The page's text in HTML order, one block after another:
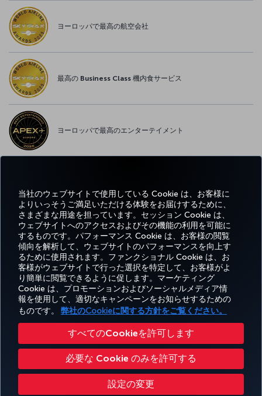
当社のウェブサイトで使用している Cookie は、お客様に
よりいっそうご満足いただける体験をお届けするために、
さまざまな用途を担っています。セッション Cookie は、
ウェブサイトへのアクセスおよびその機能の利用を可能に
するものです。パフォーマンス Cookie は、お客様の閲覧
傾向を解析して、ウェブサイトのパフォーマンスを向上す
るために使用されます。ファンクショナル Cookie は、お
客様がウェブサイトで行った選択を特定して、お客様がよ
り簡単に閲覧できるように促します。マーケティング
Cookie は、プロモーションおよびソーシャルメディア情
報を使用して、適切なキャンペーンをお知らせするための
ものです。
弊社のCookieに関する方針をご覧ください。
すべてのCookieを許可します
必要な Cookie のみを許可する
設定の変更
ヨーロッパで最高の航空会社
最高の Business Class 機内食サービス
ヨーロッパで最高のエンターテイメント
Facebook
TwitterInstagram
YouTubeLinkedIn
TiktokブログPinterest
予約
と管
エクス
ペリエ
ンス
お得な情
報と目的
地
ヘ
ル
プ
Miles&Smiles
Corporate
Club
プライバシーポリシーおよびCookieポリシー
Cookie 設定の変更 US DOT（米国運輸省）カスタマーサービスプラン
EU データ主体の権利
Turkish Airlines Copyright © 1996 - 2026